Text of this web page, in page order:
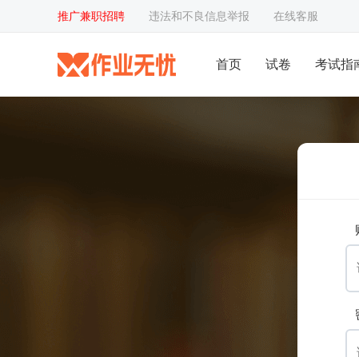
推广兼职招聘 违法和不良信息举报 在线客服
首页 试卷 考试指